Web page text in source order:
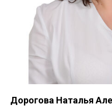
Дорогова Наталья